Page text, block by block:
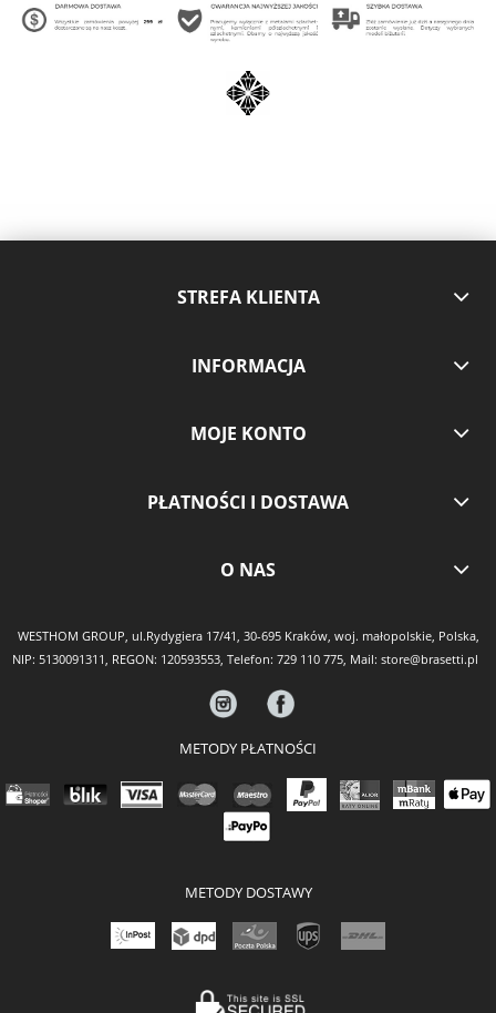
STREFA KLIENTA
INFORMACJA
MOJE KONTO
PŁATNOŚCI I DOSTAWA
O NAS
WESTHOM GROUP, ul.Rydygiera 17/41, 30-695 Kraków, woj. małopolskie, Polska,
NIP: 5130091311, REGON: 120593553, Telefon: 729 110 775, Mail: store@brasetti.pl
METODY PŁATNOŚCI
METODY DOSTAWY